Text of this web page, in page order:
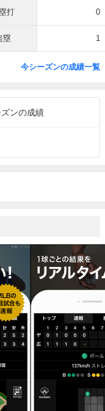
打 0
塁 1
今シーズンの成績一覧
ンの成績